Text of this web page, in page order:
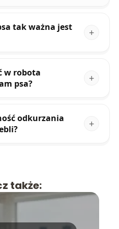
tak ważna jest
w robota
psa?
odkurzania
także: